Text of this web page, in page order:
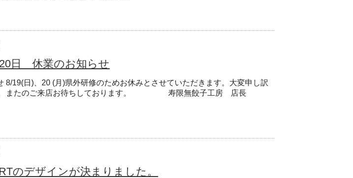
日 休業のお知らせ
8/19(日)、20 (月)県外研修のためお休みとさせていただきます。大変申し訳
。 またのご来店お待ちしております。 寿限無餃子工房 店長
のデザインが決まりました。